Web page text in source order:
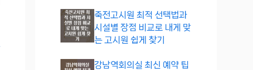
죽전고시원 최적 선택법과
시설별 장점 비교로 내게 맞
는 고시원 쉽게 찾기
강남역회의실 최신 예약 팁